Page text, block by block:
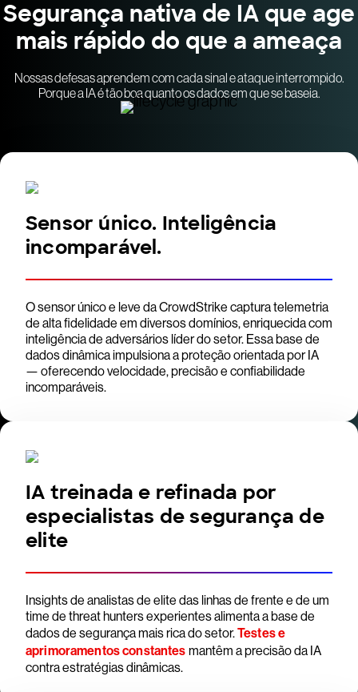
Segurança nativa de IA que age
mais rápido do que a ameaça
Nossas defesas aprendem com cada sinal e ataque interrompido.
Porque a IA é tão boa quanto os dados em que se baseia.
Sensor único. Inteligência
incomparável.
O sensor único e leve da CrowdStrike captura telemetria
de alta fidelidade em diversos domínios, enriquecida com
inteligência de adversários líder do setor. Essa base de
dados dinâmica impulsiona a proteção orientada por IA
— oferecendo velocidade, precisão e confiabilidade
incomparáveis.
IA treinada e refinada por
especialistas de segurança de
elite
Insights de analistas de elite das linhas de frente e de um
time de threat hunters experientes alimenta a base de
dados de segurança mais rica do setor.Testes e
aprimoramentos constantes mantêm a precisão da IA
contra estratégias dinâmicas.